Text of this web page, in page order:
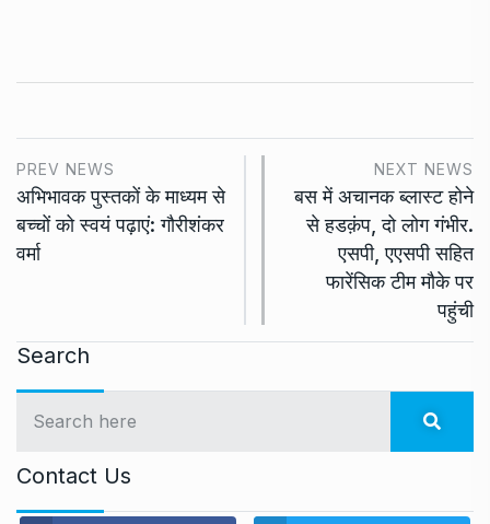
PREV NEWS
अभिभावक पुस्तकों के माध्यम से
बच्चों को स्वयं पढ़ाएं: गौरीशंकर
वर्मा
NEXT NEWS
बस में अचानक ब्लास्ट होने
से हडक़ंप, दो लोग गंभीर.
एसपी, एएसपी सहित
फारेंसिक टीम मौके पर
पहुंची
Search
Contact Us